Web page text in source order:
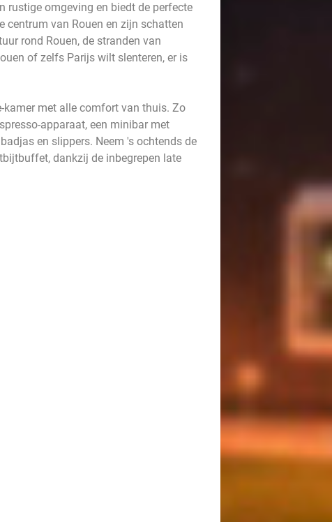
rustige omgeving en biedt de perfecte
centrum van Rouen en zijn schatten
rond Rouen, de stranden van
of zelfs Parijs wilt slenteren, er is
kamer met alle comfort van thuis. Zo
apparaat, een minibar met
en slippers. Neem 's ochtends de
dankzij de inbegrepen late